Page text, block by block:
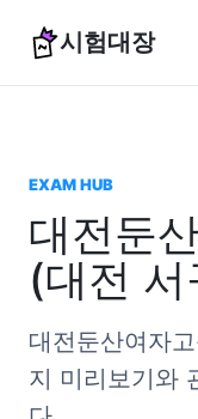
시험대장
EXAM HUB
대전둔
(대전 서
대전둔산여자
지 미리보기와